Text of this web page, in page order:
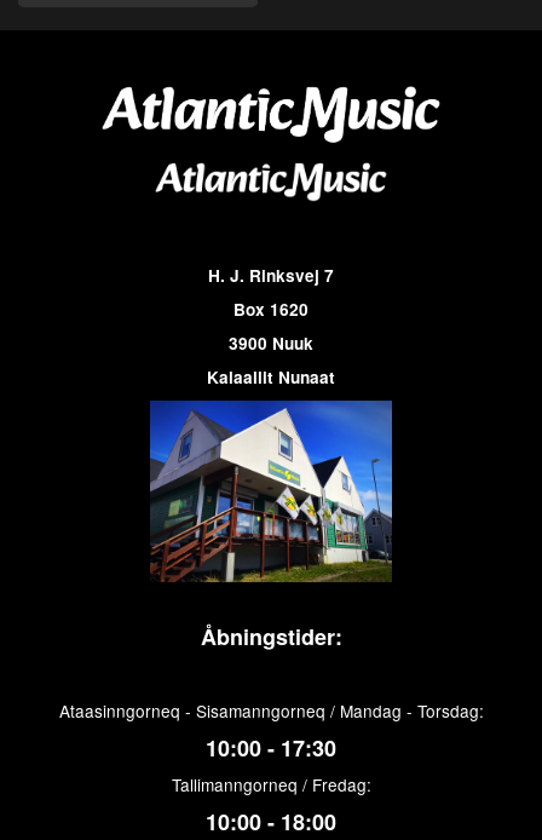
H. J. Rinksvej 7
Box 1620
3900 Nuuk
Kalaallit Nunaat
Åbningstider:
Ataasinngorneq - Sisamanngorneq / Mandag - Torsdag:
10:00 - 17:30
Tallimanngorneq / Fredag:
10:00 - 18:00